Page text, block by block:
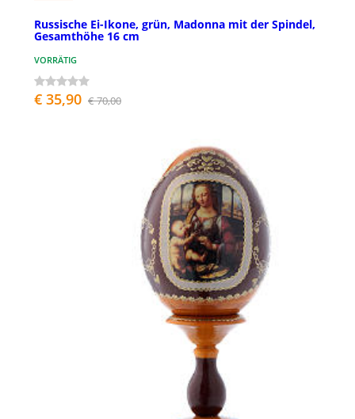
Russische Ei-Ikone, grün, Madonna mit der Spindel,
Gesamthöhe 16 cm
VORRÄTIG
€ 35,90 € 70,00